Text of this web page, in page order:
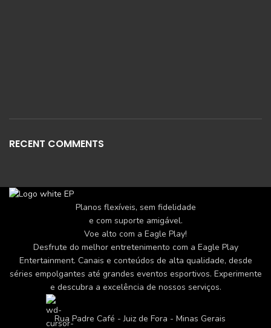
RECENT COMMENTS
Planos flexíveis, sem fidelidade
e com suporte amigável.
Voe alto com a Eagle Play!
Desfrute do melhor entretenimento com a Eagle Play
Entertainment. Canais e conteúdos de alta qualidade, desde
séries empolgantes até grandes eventos esportivos. Experimente
e descubra a excelência de nossos serviços.
Rua Padre Café - Juiz de Fora - Minas Gerais